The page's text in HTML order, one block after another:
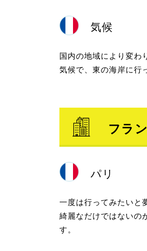
気候
国内の地域により変わ
気候で、東の海岸に行
フラ
パリ
一度は行ってみたいと
綺麗なだけではないの
す。